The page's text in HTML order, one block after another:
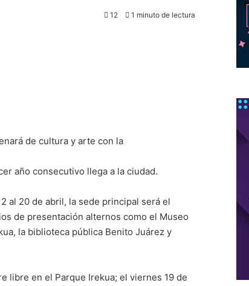
12 1 minuto de lectura
de cultura y arte con la
año consecutivo llega a la ciudad.
al 20 de abril, la sede principal será el
de presentación alternos como el Museo
la biblioteca pública Benito Juárez y
libre en el Parque Irekua; el viernes 19 de